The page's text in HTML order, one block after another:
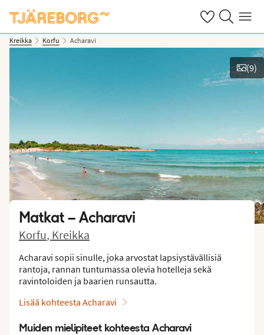
OmatHaku Valikko
Kreikka Korfu Acharavi
Näytä kuvia
(9)
Matkat – Acharavi
Korfu, Kreikka
Acharavi sopii sinulle, joka arvostat lapsiystävällisiä
rantoja, rannan tuntumassa olevia hotelleja sekä
ravintoloiden ja baarien runsautta.
Lisää kohteesta Acharavi
Muiden mielipiteet kohteesta Acharavi